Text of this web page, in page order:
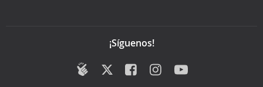
¡Síguenos!